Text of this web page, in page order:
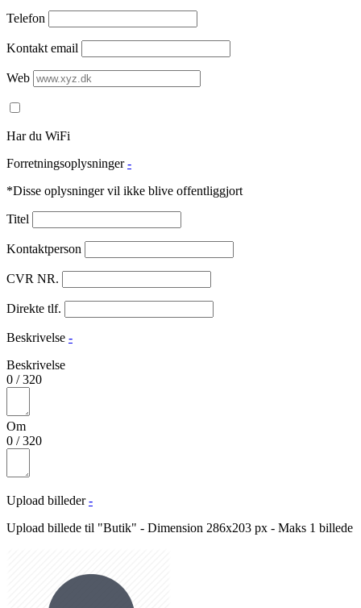
Telefon
Kontakt email
Web
Har du WiFi
Forretningsoplysninger -
*Disse oplysninger vil ikke blive offentliggjort
Titel
Kontaktperson
CVR NR.
Direkte tlf.
Beskrivelse -
Beskrivelse
0 /320
Om
0 /320
Upload billeder -
Upload billede til "Butik" - Dimension 286x203 px - Maks 1 billede